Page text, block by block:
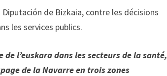
de Bizkaia, contre les décisions
les services publics.
l’euskara dans les secteurs de la santé,
de la Navarre en trois zones